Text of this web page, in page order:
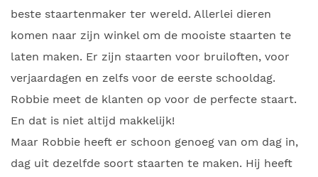
beste staartenmaker ter wereld. Allerlei dieren
komen naar zijn winkel om de mooiste staarten te
laten maken. Er zijn staarten voor bruiloften, voor
verjaardagen en zelfs voor de eerste schooldag.
Robbie meet de klanten op voor de perfecte staart.
En dat is niet altijd makkelijk!
Maar Robbie heeft er schoon genoeg van om dag in,
dag uit dezelfde soort staarten te maken. Hij heeft